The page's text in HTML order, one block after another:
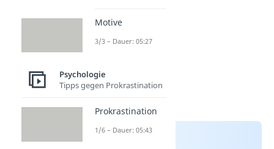
Motive
3/3 – Dauer: 05:27
Psychologie
Tipps gegen Prokrastination
Prokrastination
1/6 – Dauer: 05:43